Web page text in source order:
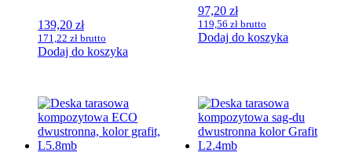
139,20 zł
171,22 zł brutto
Dodaj do koszyka
97,20 zł
119,56 złbrutto
Dodaj do koszyka